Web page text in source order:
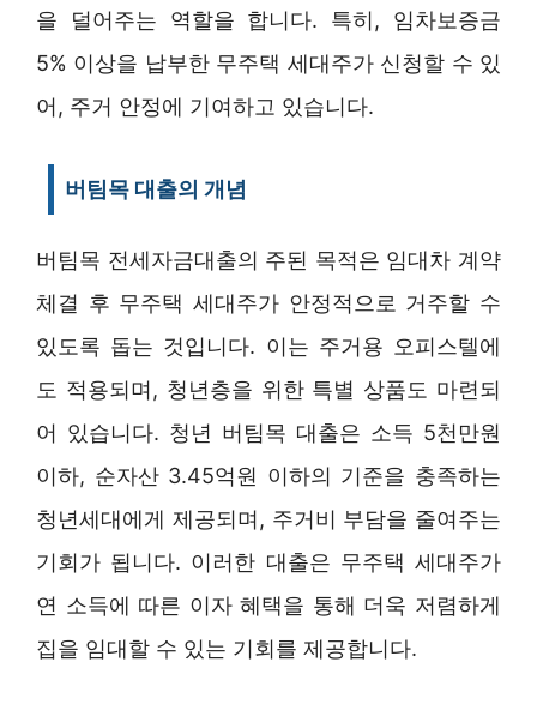
을 덜어주는 역할을 합니다. 특히, 임차보증금
5% 이상을 납부한 무주택 세대주가 신청할 수 있
어, 주거 안정에 기여하고 있습니다.
버팀목 대출의 개념
버팀목 전세자금대출의 주된 목적은 임대차 계약
체결 후 무주택 세대주가 안정적으로 거주할 수
있도록 돕는 것입니다. 이는 주거용 오피스텔에
도 적용되며, 청년층을 위한 특별 상품도 마련되
어 있습니다. 청년 버팀목 대출은 소득 5천만원
이하, 순자산 3.45억원 이하의 기준을 충족하는
청년세대에게 제공되며, 주거비 부담을 줄여주는
기회가 됩니다. 이러한 대출은 무주택 세대주가
연 소득에 따른 이자 혜택을 통해 더욱 저렴하게
집을 임대할 수 있는 기회를 제공합니다.